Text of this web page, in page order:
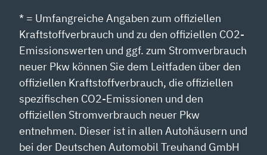
* = Umfangreiche Angaben zum offiziellen
Kraftstoffverbrauch und zu den offiziellen CO2-
Emissionswerten und ggf. zum Stromverbrauch
neuer Pkw können Sie dem Leitfaden über den
offiziellen Kraftstoffverbrauch, die offiziellen
spezifischen CO2-Emissionen und den
offiziellen Stromverbrauch neuer Pkw
entnehmen. Dieser ist in allen Autohäusern und
bei der Deutschen Automobil Treuhand GmbH